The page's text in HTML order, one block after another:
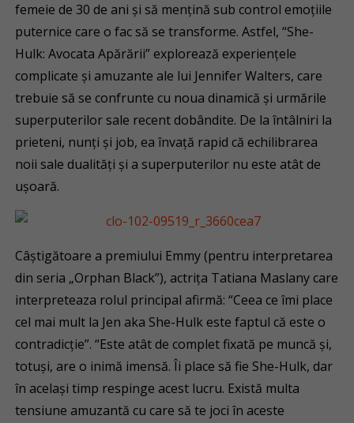
femeie de 30 de ani și să mențină sub control emoțiile
puternice care o fac să se transforme. Astfel, “She-
Hulk: Avocata Apărării” explorează experiențele
complicate și amuzante ale lui Jennifer Walters, care
trebuie să se confrunte cu noua dinamică și urmările
superputerilor sale recent dobândite. De la întâlniri la
prieteni, nunți și job, ea învață rapid că echilibrarea
noii sale dualități și a superputerilor nu este atât de
ușoară.
Câștigătoare a premiului Emmy (pentru interpretarea
din seria „Orphan Black”), actrița Tatiana Maslany care
interpreteaza rolul principal afirmă: “Ceea ce îmi place
cel mai mult la Jen aka She-Hulk este faptul că este o
contradicție”. “Este atât de complet fixată pe muncă și,
totuși, are o inimă imensă. Îi place să fie She-Hulk, dar
în același timp respinge acest lucru. Există multa
tensiune amuzantă cu care să te joci în aceste